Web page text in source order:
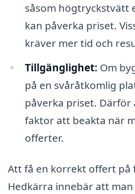
såsom högtryckstvätt
kan påverka priset.
kräver mer tid och
Tillgänglighet: Om
på en svåråtkomlig
påverka priset. Därför
faktor att beakta när
offerter.
Att få en korrekt offert på
Hedkärra innebär att